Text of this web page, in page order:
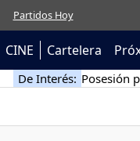
Partidos Hoy
CINE Cartelera
De Interés: Posesión